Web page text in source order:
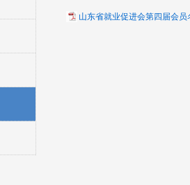
山东省就业促进会第四届会员